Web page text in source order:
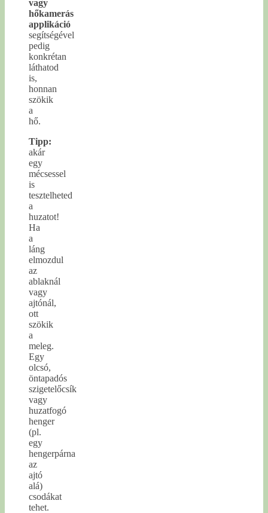
vagy
hőkamerás
applikáció
segítségével
pedig
konkrétan
láthatod
is,
honnan
szökik
a
hő.
Tipp:
akár
egy
mécsessel
is
tesztelheted
a
huzatot!
Ha
a
láng
elmozdul
az
ablaknál
vagy
ajtónál,
ott
szökik
a
meleg.
Egy
olcsó,
öntapadós
szigetelőcsík
vagy
huzatfogó
henger
(pl.
egy
hengerpárna
az
ajtó
alá)
csodákat
tehet.